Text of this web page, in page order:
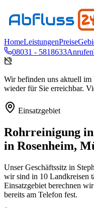
HomeLeistungenPreise
08031 - 5818633Anrufen
Wir befinden uns aktuell
wieder für Sie erreichbar.
Einsatzgebiet
Rohrreinigung in
in Rosenheim,
Unser Geschäftssitz in
wir sind in 10 Landkreisen
Einsatzgebiet berechnen wir
bereits am Telefon fest.